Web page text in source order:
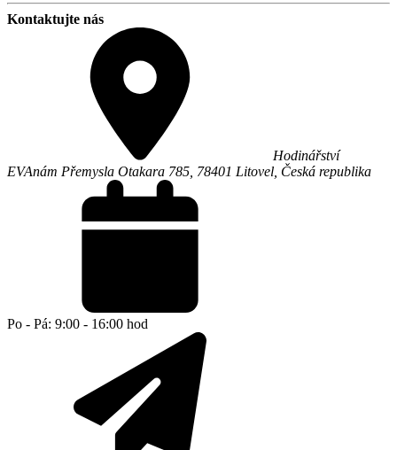
Kontaktujte nás
Hodinářství
EVAnám Přemysla Otakara 785, 78401 Litovel Česká republika
Po - Pá: 9:00 - 16:00 hod